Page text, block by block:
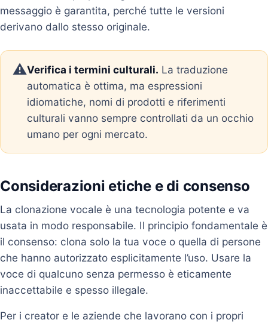
messaggio è garantita, perché tutte le versioni
derivano dallo stesso originale.
⚠️Verifica i termini culturali. La traduzione
automatica è ottima, ma espressioni
idiomatiche, nomi di prodotti e riferimenti
culturali vanno sempre controllati da un occhio
umano per ogni mercato.
Considerazioni etiche e di consenso
La clonazione vocale è una tecnologia potente e va
usata in modo responsabile. Il principio fondamentale è
il consenso: clona solo la tua voce o quella di persone
che hanno autorizzato esplicitamente l’uso. Usare la
voce di qualcuno senza permesso è eticamente
inaccettabile e spesso illegale.
Per i creator e le aziende che lavorano con i propri